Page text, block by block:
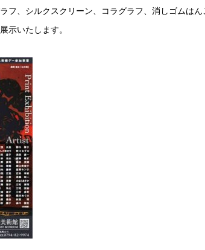
フ、シルクスクリーン、コラグラフ、消しゴムはん
示いたします。